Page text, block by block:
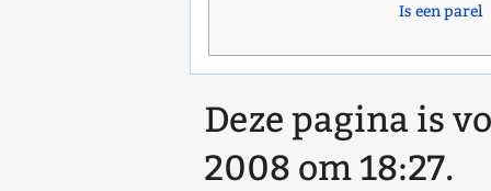
Is een parel
Deze pagina is
2008 om 18:27.